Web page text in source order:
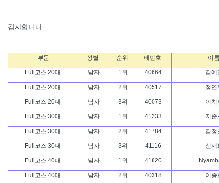
감사합니다
부문 성별 순위 배번호 이
Full코스 20대 남자 1위 40664 김예
Full코스 20대 남자 2위 40517 정연
Full코스 20대 남자 3위 40073 이치
Full코스 30대 남자 1위 41233 지준
Full코스 30대 남자 2위 41784 김정
Full코스 30대 남자 3위 41116 신재
Full코스 40대 남자 1위 41820
Full코스 40대 남자 2위 40318 이종